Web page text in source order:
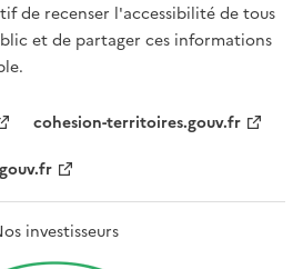
de recenser l'accessibilité de tous
et de partager ces informations
cohesion-territoires.gouv.fr
investisseurs